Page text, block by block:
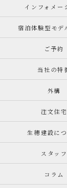
インフォメー
宿泊体験型モデ
ご予約
当社の特
外構
注文住宅
生穂建設に
スタッフ
コラム